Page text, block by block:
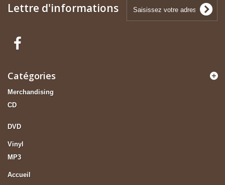
Lettre d'informations
Catégories
Merchandising
CD
DVD
Vinyl
MP3
Accueil